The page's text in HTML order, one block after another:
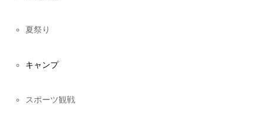
夏祭り
キャンプ
スポーツ観戦